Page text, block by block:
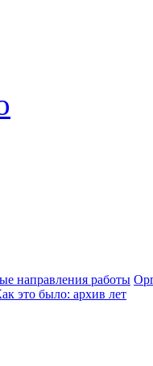
направления работы
это было: архив лет